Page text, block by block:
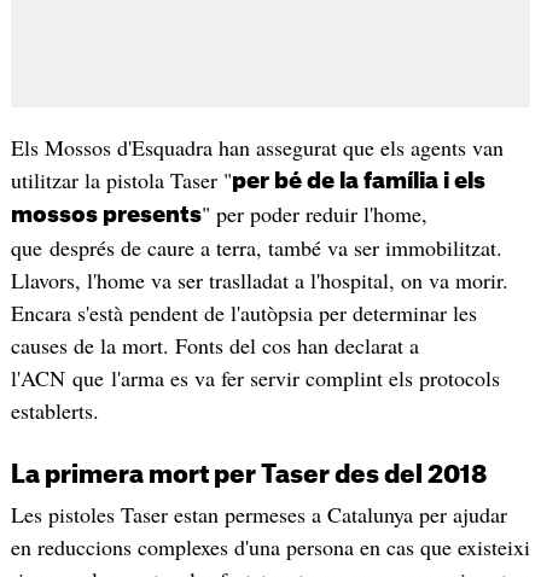
Els Mossos d'Esquadra han assegurat que els agents van
utilitzar la pistola Taser "per bé de la família i els
mossos presents" per poder reduir l'home,
que després de caure a terra, també va ser immobilitzat.
Llavors, l'home va ser traslladat a l'hospital, on va morir.
Encara s'està pendent de l'autòpsia per determinar les
causes de la mort. Fonts del cos han declarat a
l'ACN que l'arma es va fer servir complint els protocols
establerts.
La primera mort per Taser des del 2018
Les pistoles Taser estan permeses a Catalunya per ajudar
en reduccions complexes d'una persona en cas que existeixi